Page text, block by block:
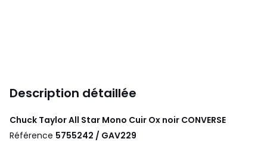
Description détaillée
Chuck Taylor All Star Mono Cuir Ox noir CONVERSE
Référence 5755242 / GAV229